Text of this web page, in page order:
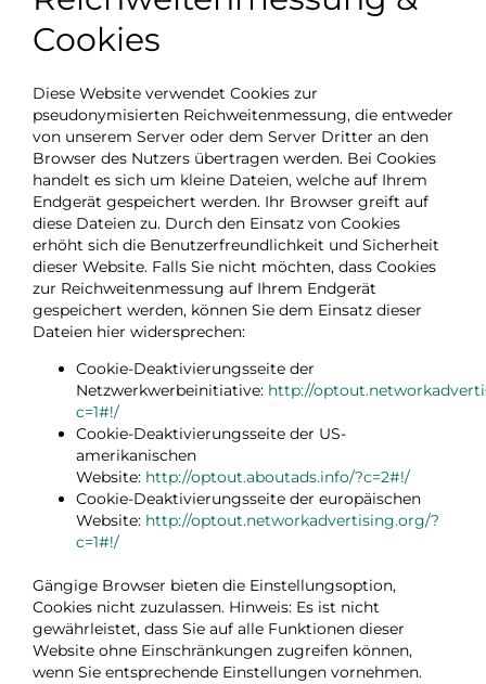
Cookies
Diese Website verwendet Cookies zur
pseudonymisierten Reichweitenmessung, die entweder
von unserem Server oder dem Server Dritter an den
Browser des Nutzers übertragen werden. Bei Cookies
handelt es sich um kleine Dateien, welche auf Ihrem
Endgerät gespeichert werden. Ihr Browser greift auf
diese Dateien zu. Durch den Einsatz von Cookies
erhöht sich die Benutzerfreundlichkeit und Sicherheit
dieser Website. Falls Sie nicht möchten, dass Cookies
zur Reichweitenmessung auf Ihrem Endgerät
gespeichert werden, können Sie dem Einsatz dieser
Dateien hier widersprechen:
Cookie-Deaktivierungsseite der
Netzwerkwerbeinitiative: http://
c=1#!/
Cookie-Deaktivierungsseite der US-
amerikanischen
Website: http://optout.aboutads.info/?c=2#!/
Cookie-Deaktivierungsseite der europäischen
Website: http://optout.networkadvertising.org/?
c=1#!/
Gängige Browser bieten die Einstellungsoption,
Cookies nicht zuzulassen. Hinweis: Es ist nicht
gewährleistet, dass Sie auf alle Funktionen dieser
Website ohne Einschränkungen zugreifen können,
wenn Sie entsprechende Einstellungen vornehmen.